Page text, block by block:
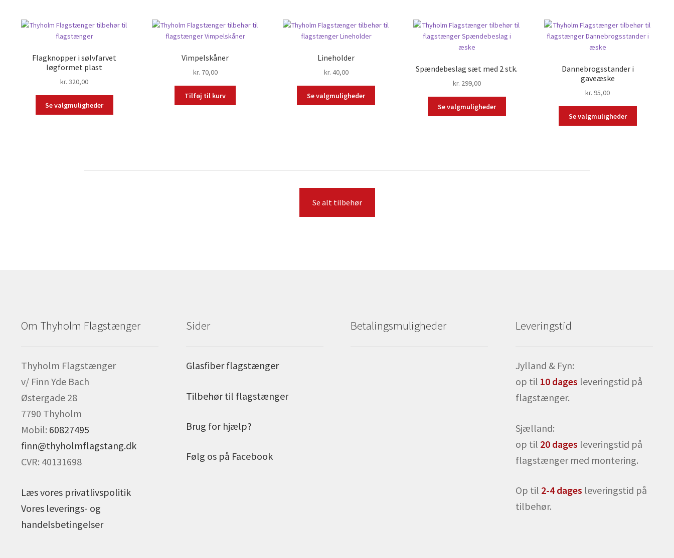
Flagknopper i sølvfarvet
løgformet plast
kr. 320,00
Se valgmuligheder
Vimpelskåner
kr. 70,00
Tilføj til kurv
Lineholder
kr. 40,00
Se valgmuligheder
Spændebeslag sæt med 2 stk.
kr. 299,00
Se valgmuligheder
Dannebrogsstander i
gaveæske
kr. 95,00
Se valgmuligheder
Se alt tilbehør
Om Thyholm Flagstænger
Thyholm Flagstænger
v/ Finn Yde Bach
Østergade 28
7790 Thyholm
Mobil: 60827495
finn@thyholmflagstang.dk
CVR: 40131698
Læs vores privatlivspolitik
Vores leverings- og
handelsbetingelser
Sider
Glasfiber flagstænger
Tilbehør til flagstænger
Brug for hjælp?
Følg os på Facebook
Betalingsmuligheder Leveringstid
Jylland & Fyn:
op til 10 dages leveringstid på
flagstænger.
Sjælland:
op til 20 dages leveringstid på
flagstænger med montering.
Op til 2-4 dages leveringstid på
tilbehør.